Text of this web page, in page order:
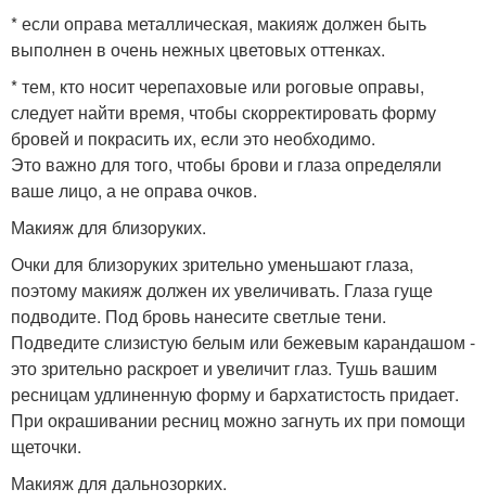
* если оправа металлическая, макияж должен быть
выполнен в очень нежных цветовых оттенках.
* тем, кто носит черепаховые или роговые оправы,
следует найти время, чтобы скорректировать форму
бровей и покрасить их, если это необходимо.
Это важно для того, чтобы брови и глаза определяли
ваше лицо, а не оправа очков.
Макияж для близоруких.
Очки для близоруких зрительно уменьшают глаза,
поэтому макияж должен их увеличивать. Глаза гуще
подводите. Под бровь нанесите светлые тени.
Подведите слизистую белым или бежевым карандашом -
это зрительно раскроет и увеличит глаз. Тушь вашим
ресницам удлиненную форму и бархатистость придает.
При окрашивании ресниц можно загнуть их при помощи
щеточки.
Макияж для дальнозорких.